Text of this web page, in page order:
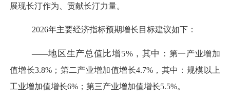
展现长汀作为、贡献长汀力量。
2026年主要经济指标预期增长目标建议如下：
——地区生产总值比增5%，其中： 第一产业增加
值增长3.8%；第二产业增加值增长4.7%，其中：规模以上
工业增加值增长6%；第三产业增加值增长5.5%。